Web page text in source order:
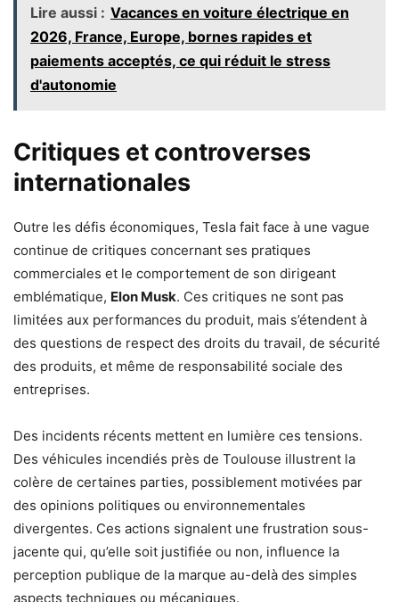
Lire aussi : Vacances en voiture électrique en
2026, France, Europe, bornes rapides et
paiements acceptés, ce qui réduit le stress
d'autonomie
Critiques et controverses
internationales
Outre les défis économiques, Tesla fait face à une vague
continue de critiques concernant ses pratiques
commerciales et le comportement de son dirigeant
emblématique, Elon Musk. Ces critiques ne sont pas
limitées aux performances du produit, mais s’étendent à
des questions de respect des droits du travail, de sécurité
des produits, et même de responsabilité sociale des
entreprises.
Des incidents récents mettent en lumière ces tensions.
Des véhicules incendiés près de Toulouse illustrent la
colère de certaines parties, possiblement motivées par
des opinions politiques ou environnementales
divergentes. Ces actions signalent une frustration sous-
jacente qui, qu’elle soit justifiée ou non, influence la
perception publique de la marque au-delà des simples
aspects techniques ou mécaniques.